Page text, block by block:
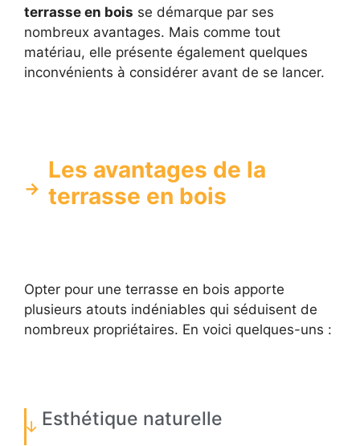
terrasse en bois se démarque par ses
nombreux avantages. Mais comme tout
matériau, elle présente également quelques
inconvénients à considérer avant de se lancer.
Les avantages de la
terrasse en bois
Opter pour une terrasse en bois apporte
plusieurs atouts indéniables qui séduisent de
nombreux propriétaires. En voici quelques-uns :
Esthétique naturelle